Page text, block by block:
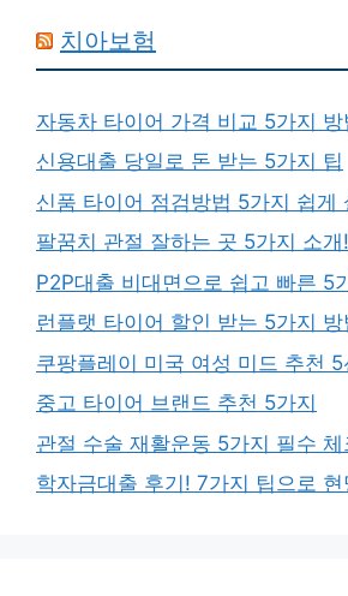
치아보험
자동차 타이어 가격 비교 5가지 방
신용대출 당일로 돈 받는 5가지 팁
신품 타이어 점검방법 5가지 쉽게
팔꿈치 관절 잘하는 곳 5가지 소개!
P2P대출 비대면으로 쉽고 빠른 5
런플랫 타이어 할인 받는 5가지 방
쿠팡플레이 미국 여성 미드 추천 5
중고 타이어 브랜드 추천 5가지
관절 수술 재활운동 5가지 필수 체
학자금대출 후기! 7가지 팁으로 현